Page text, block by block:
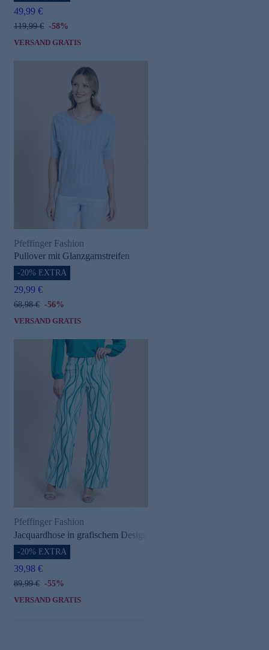
49,99 €
119,99 € -58%
VERSAND GRATIS
Pfeffinger Fashion
Pullover mit Glanzgarnstreifen
-20% EXTRA
29,99 €
68,98 € -56%
VERSAND GRATIS
Pfeffinger Fashion
Jacquardhose in grafischem Design
-20% EXTRA
39,98 €
89,99 € -55%
VERSAND GRATIS